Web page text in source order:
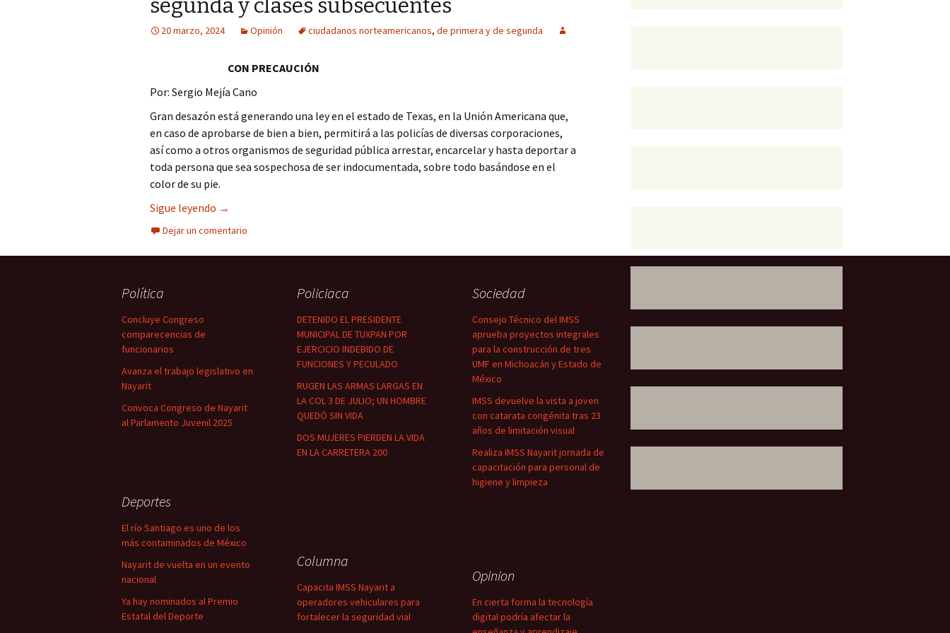
Columna
segunda y clases subsecuentes
20 marzo, 2024 Opinión ciudadanos norteamericanos, de primera y de segunda
CON PRECAUCIÓN
Por: Sergio Mejía Cano
Gran desazón está generando una ley en el estado de Texas, en la Unión Americana que,
en caso de aprobarse de bien a bien, permitirá a las policías de diversas corporaciones,
así como a otros organismos de seguridad pública arrestar, encarcelar y hasta deportar a
toda persona que sea sospechosa de ser indocumentada, sobre todo basándose en el
color de su pie.
Sigue leyendo Ciudadanos norteamericanos de primera, segunda y clases subsecuentes
→
Dejar un comentario
Política
Concluye Congreso
comparecencias de
funcionarios
Avanza el trabajo legislativo en
Nayarit
Convoca Congreso de Nayarit
al Parlamento Juvenil 2025
Policiaca
DETENIDO EL PRESIDENTE
MUNICIPAL DE TUXPAN POR
EJERCICIO INDEBIDO DE
FUNCIONES Y PECULADO
RUGEN LAS ARMAS LARGAS EN
LA COL 3 DE JULIO; UN HOMBRE
QUEDÓ SIN VIDA
DOS MUJERES PIERDEN LA VIDA
EN LA CARRETERA 200
Sociedad
Consejo Técnico del IMSS
aprueba proyectos integrales
para la construcción de tres
UMF en Michoacán y Estado de
México
IMSS devuelve la vista a joven
con catarata congénita tras 23
años de limitación visual
Realiza IMSS Nayarit jornada de
capacitación para personal de
higiene y limpieza
Deportes
El río Santiago es uno de los
más contaminados de México
Nayarit de vuelta en un evento
nacional
Ya hay nominados al Premio
Estatal del Deporte
Columna
Capacita IMSS Nayarit a
operadores vehiculares para
fortalecer la seguridad vial
Opinion
En cierta forma la tecnología
digital podría afectar la